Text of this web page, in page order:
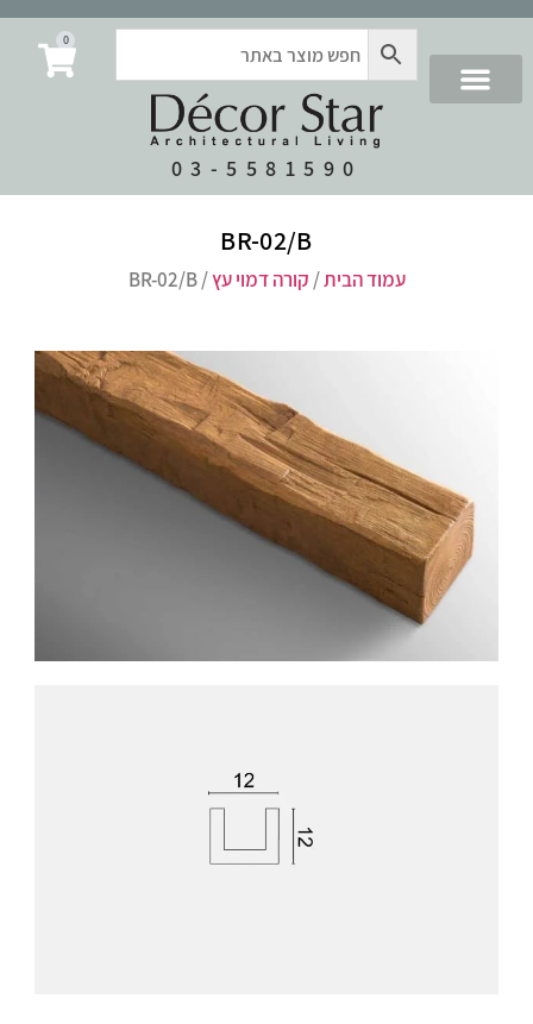
03-5581590
0
BR-02/B
עמוד הבית/ קורה דמוי עץ/ BR-02/B